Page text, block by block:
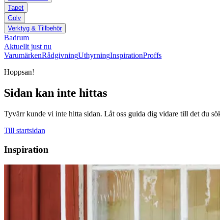
Tapet
Golv
Verktyg & Tillbehör
Badrum
Aktuellt just nu
VarumärkenRådgivningUthyrningInspirationProffs
Hoppsan!
Sidan kan inte hittas
Tyvärr kunde vi inte hitta sidan. Låt oss guida dig vidare till det du
Till startsidan
Inspiration